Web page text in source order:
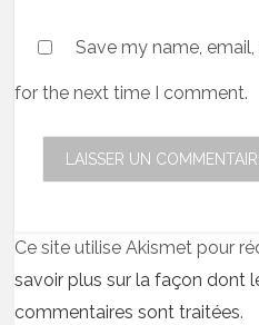
Save my name,
for the next time I comment.
Ce site utilise Akismet pour
savoir plus sur la façon dont
commentaires sont traitées.